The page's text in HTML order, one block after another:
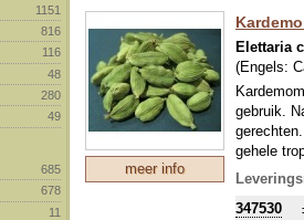
1151
816
116
48
280
49
685
678
11
meer info
Elettaria
(Engels:
gebruik.
gehele
vruchtjes,
mild,
desserts,
347530